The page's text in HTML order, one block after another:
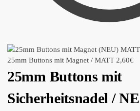
25mm Buttons mit Magnet / MATT 2,60€
25mm Buttons mit
Sicherheitsnadel /